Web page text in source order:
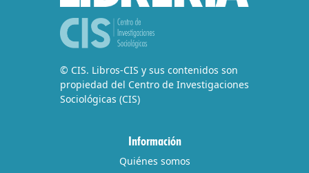
© CIS. Libros-CIS y sus contenidos son
propiedad del Centro de Investigaciones
Sociológicas (CIS)
Información
Quiénes somos